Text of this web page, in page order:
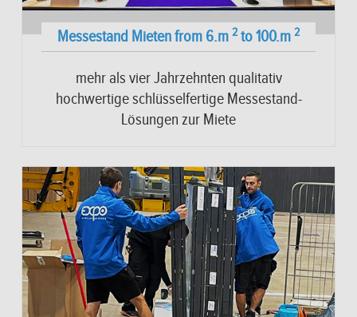
Messestand Mieten from 6.m 2 to 100.m 2
mehr als vier Jahrzehnten qualitativ
hochwertige schlüsselfertige Messestand-
Lösungen zur Miete